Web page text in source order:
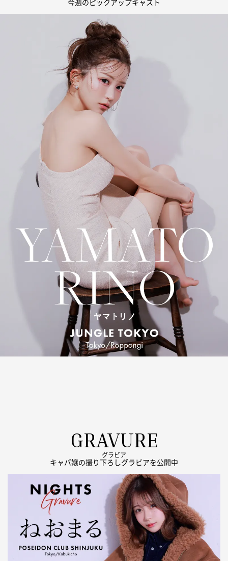
GRAVURE
グラビア
キャバ嬢の撮り下ろしグラビアを公開中